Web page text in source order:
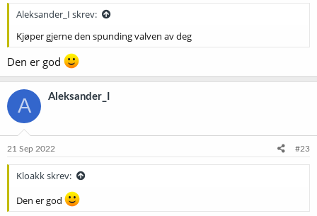
Aleksander_I skrev:
Kjøper gjerne den spunding valven av deg
Den er god
A Aleksander_I
21 Sep 2022 #23
Kloakk skrev:
Den er god